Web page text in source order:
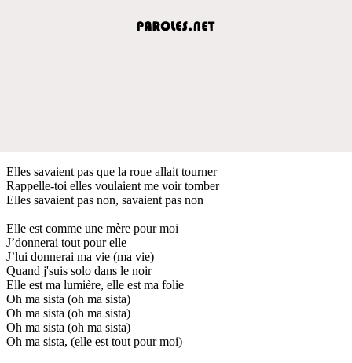
Elles savaient pas que la roue allait tourner
Rappelle-toi elles voulaient me voir tomber
Elles savaient pas non, savaient pas non
Elle est comme une mère pour moi
J’donnerai tout pour elle
J’lui donnerai ma vie (ma vie)
Quand j'suis solo dans le noir
Elle est ma lumière, elle est ma folie
Oh ma sista (oh ma sista)
Oh ma sista (oh ma sista)
Oh ma sista (oh ma sista)
Oh ma sista, (elle est tout pour moi)